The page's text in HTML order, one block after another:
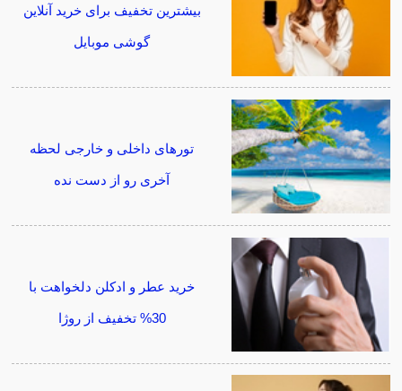
بیشترین تخفیف برای خرید آنلاین
گوشی موبایل
تورهای داخلی و خارجی لحظه
آخری رو از دست نده
خرید عطر و ادکلن دلخواهت با
30% تخفیف از روژا